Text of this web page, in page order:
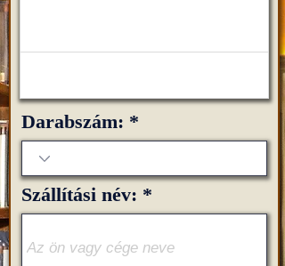
Darabszám:
Szállítási név: